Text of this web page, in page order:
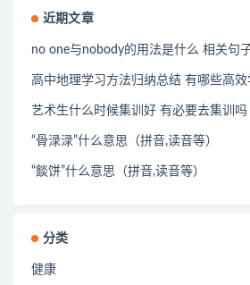
近期文章
no one与nobody的用法是什么 相关句
高中地理学习方法归纳总结 有哪些高效
艺术生什么时候集训好 有必要去集训吗
“骨渌渌”什么意思（拼音,读音等）
“餤饼”什么意思（拼音,读音等）
分类
健康